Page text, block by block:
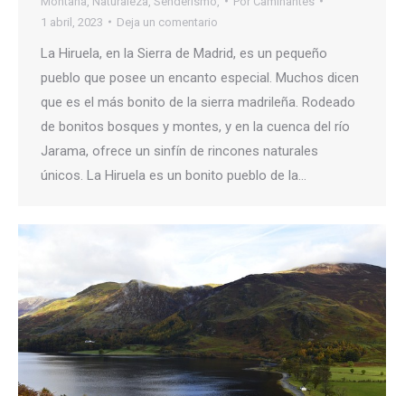
1 abril, 2023
Deja un comentario
La Hiruela, en la Sierra de Madrid, es un pequeño
pueblo que posee un encanto especial. Muchos dicen
que es el más bonito de la sierra madrileña. Rodeado
de bonitos bosques y montes, y en la cuenca del río
Jarama, ofrece un sinfín de rincones naturales
únicos. La Hiruela es un bonito pueblo de la…